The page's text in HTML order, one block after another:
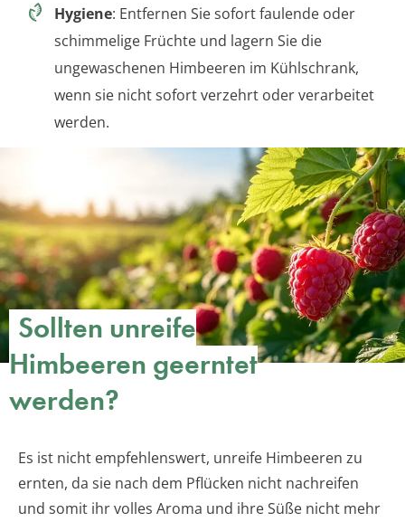
Hygiene: Entfernen Sie sofort faulende oder
schimmelige Früchte und lagern Sie die
ungewaschenen Himbeeren im Kühlschrank,
wenn sie nicht sofort verzehrt oder verarbeitet
werden.
Sollten unreife
Himbeeren geerntet
werden?
Es ist nicht empfehlenswert, unreife Himbeeren zu
ernten, da sie nach dem Pflücken nicht nachreifen
und somit ihr volles Aroma und ihre Süße nicht mehr